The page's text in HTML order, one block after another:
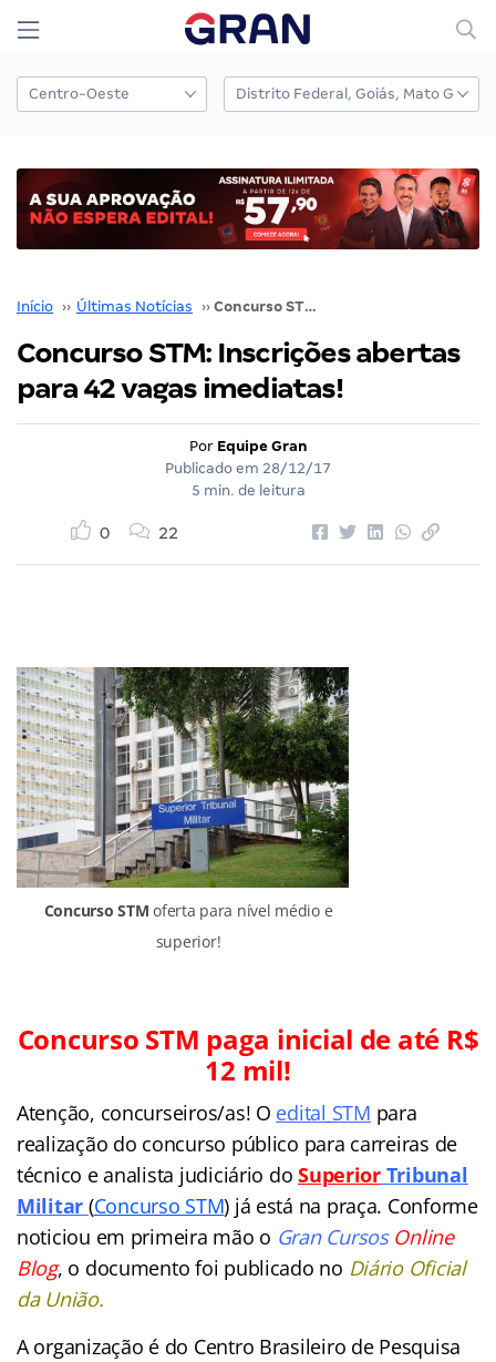
Início ›› Últimas Notícias ›› Concurso STM: Inscrições abertas para 42 vagas imediatas!
Concurso STM: Inscrições abertas
para 42 vagas imediatas!
Por Equipe Gran
Publicado em 28/12/17
5 min. de leitura
0 22
Concurso STM oferta para nível médio e
superior!
Concurso STM paga inicial de até R$
12 mil!
Atenção, concurseiros/as! O edital STM para
realização do concurso público para carreiras de
técnico e analista judiciário do SuperiorTribunal
Militar (Concurso STM) já está na praça. Conforme
noticiou em primeira mão o Gran Cursos Online
Blog, o documento foi publicado no Diário Oficial
da União.
A organização é do Centro Brasileiro de Pesquisa